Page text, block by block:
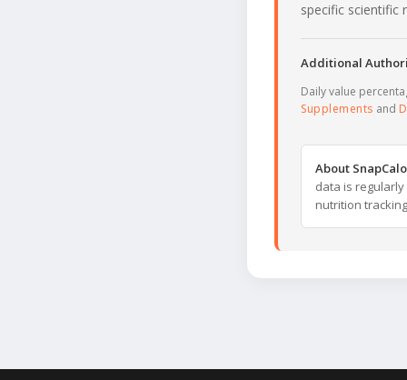
specific scientific
Additional
Daily value
Supplements and
About
data is
nutrition